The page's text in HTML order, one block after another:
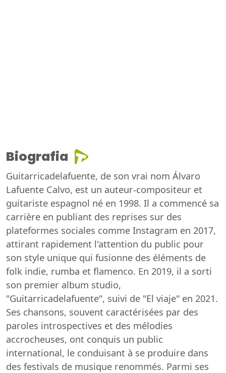
Biografia
Guitarricadelafuente, de son vrai nom Álvaro
Lafuente Calvo, est un auteur-compositeur et
guitariste espagnol né en 1998. Il a commencé sa
carrière en publiant des reprises sur des
plateformes sociales comme Instagram en 2017,
attirant rapidement l'attention du public pour
son style unique qui fusionne des éléments de
folk indie, rumba et flamenco. En 2019, il a sorti
son premier album studio,
"Guitarricadelafuente", suivi de "El viaje" en 2021.
Ses chansons, souvent caractérisées par des
paroles introspectives et des mélodies
accrocheuses, ont conquis un public
international, le conduisant à se produire dans
des festivals de musique renommés. Parmi ses